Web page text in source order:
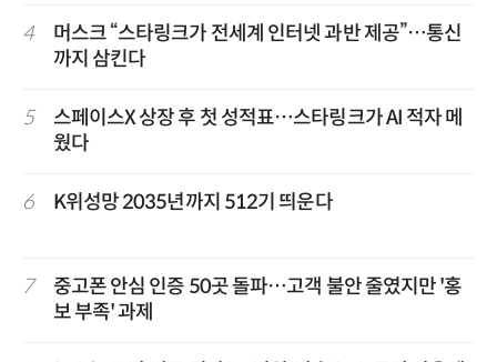
4
머스크 “스타링크가 전세계 인터넷 과반 제공”…통신
까지 삼킨다
5
스페이스X 상장 후 첫 성적표…스타링크가 AI 적자 메
웠다
6 K위성망 2035년까지 512기 띄운다
7
중고폰 안심 인증 50곳 돌파…고객 불안 줄였지만 '홍
보 부족' 과제